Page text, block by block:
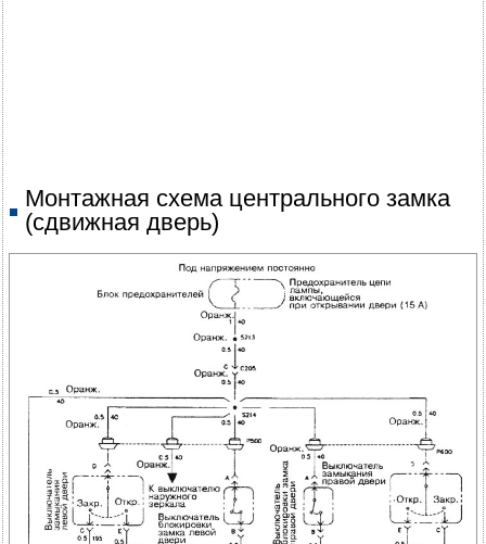
Монтажная схема центрального замка
(сдвижная дверь)